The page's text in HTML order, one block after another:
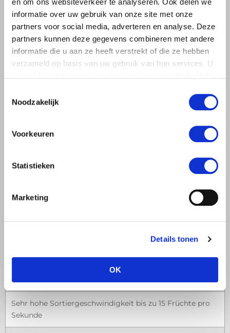
en om ons websiteverkeer te analyseren. Ook delen we
informatie over uw gebruik van onze site met onze
partners voor social media, adverteren en analyse. Deze
partners kunnen deze gegevens combineren met andere
informatie die u aan ze heeft verstrekt of die ze hebben
verzameld op basis van uw gebruik van hun services. U
Noodzakelijk
Voorkeuren
Statistieken
Marketing
Details tonen
OK
Mit dem modularen Aufbau und den langlebigen
selbstproduzierten Einzelteilen sind Sie gut auf die Zukunft
vorbereitet. Sie können die Anlage leicht anpassen und so für
einen höheren Ertrag das Beste aus der Sortiermaschine
Sortiermöglichkeiten
Ideales Gleichgewicht zwischen Einfachheit und Leistung
Keine zusätzlichen Übergänge durch einen einzelnen
intelligenten Fruchtträger
Sehr hohe Sortiergeschwindigkeit bis zu 15 Früchte pro
Sekunde